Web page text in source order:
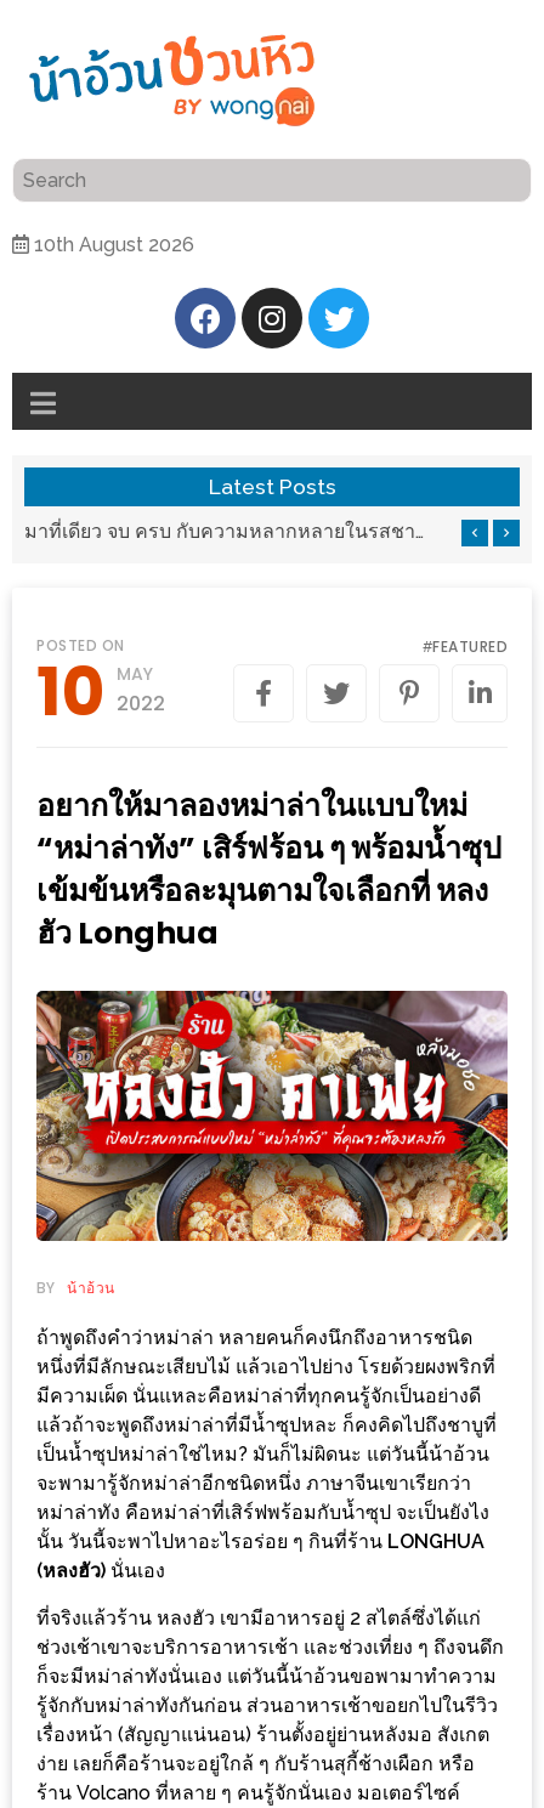
10th August 2026
แนะนำ
อ้วน
ความ
เป็น
ตัว
ศิริ
ปัน
นาฯ
เชียงใหม่
เล่น
กัน
ฐานะ
อะไร
…
งาน
ที่
ครบ
ครั้ง
ช้อป
ชิ
ลล์
ชิม
ที่
FESTIVAL
10
ร้าน
พ่อ
ค้า
แซ่บ
แม่ค้า
สวย
ร้าน
รวย
เสน่ห์
ของ
เชียงใหม่
Latest Posts
มาที่เดียว จบ ครบ กับความหลากหลายในรสชาติที่นำมาจากทั่วเมืองจีนที่ HAN The Chinese Cuisine
POSTED ON
10 MAY
2022
#FEATURED
อยากให้มาลองหม่าล่าในแบบใหม่
“หม่าล่าทัง” เสิร์ฟร้อน ๆ พร้อมน้ำซุป
เข้มข้นหรือละมุนตามใจเลือกที่ หลง
ฮัว Longhua
BY น้าอ้วน
ถ้าพูดถึงคำว่าหม่าล่า หลายคนก็คงนึกถึงอาหารชนิด
หนึ่งที่มีลักษณะเสียบไม้ แล้วเอาไปย่าง โรยด้วยผงพริกที่
มีความเผ็ด นั่นแหละคือหม่าล่าที่ทุกคนรู้จักเป็นอย่างดี
แล้วถ้าจะพูดถึงหม่าล่าที่มีน้ำซุปหละ ก็คงคิดไปถึงชาบูที่
เป็นน้ำซุปหม่าล่าใช่ไหม? มันก็ไม่ผิดนะ แต่วันนี้น้าอ้วน
จะพามารู้จักหม่าล่าอีกชนิดหนึ่ง ภาษาจีนเขาเรียกว่า
หม่าล่าทัง คือหม่าล่าที่เสิร์ฟพร้อมกับน้ำซุป จะเป็นยังไง
นั้น วันนี้จะพาไปหาอะไรอร่อย ๆ กินที่ร้าน LONGHUA
(หลงฮัว) นั่นเอง
ที่จริงแล้วร้าน หลงฮัว เขามีอาหารอยู่ 2 สไตล์ซึ่งได้แก่
ช่วงเช้าเขาจะบริการอาหารเช้า และช่วงเที่ยง ๆ ถึงจนดึก
ก็จะมีหม่าล่าทังนั่นเอง แต่วันนี้น้าอ้วนขอพามาทำความ
รู้จักกับหม่าล่าทังกันก่อน ส่วนอาหารเช้าขอยกไปในรีวิว
เรื่องหน้า (สัญญาแน่นอน) ร้านตั้งอยู่ย่านหลังมอ สังเกต
ง่าย เลยก็คือร้านจะอยู่ใกล้ ๆ กับร้านสุกี้ช้างเผือก หรือ
ร้าน Volcano ที่หลาย ๆ คนรู้จักนั่นเอง มอเตอร์ไซค์